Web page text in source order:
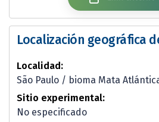
Localización geográfica
Localidad:
São Paulo / bioma Mata
Sitio experimental:
No especificado